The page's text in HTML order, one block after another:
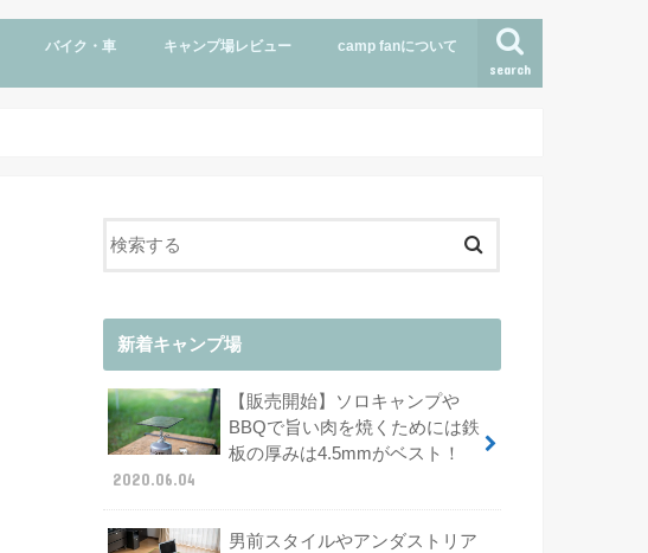
search
バイク・車
ハーレー
vmax1200
釣り
キャンプ場レビュー
行きたいキャンプ場
camp fanについて
新着キャンプ場
【販売開始】ソロキャンプや
BBQで旨い肉を焼くためには鉄
板の厚みは4.5mmがベスト！
2020.06.04
男前スタイルやアンダストリア